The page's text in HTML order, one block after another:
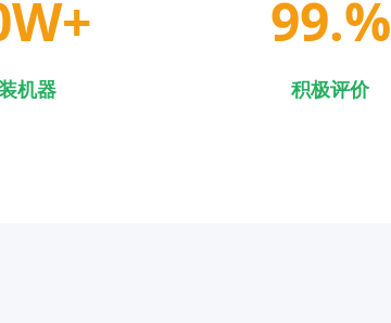
W+
机器
99.%
积极评价